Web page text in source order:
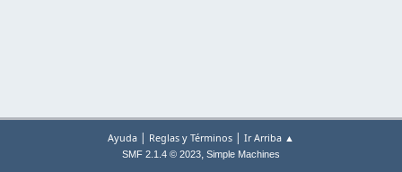
Ayuda | Reglas y Términos | Ir Arriba ▲
SMF 2.1.4 © 2023, Simple Machines